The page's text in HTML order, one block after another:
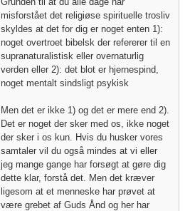
misforstået det religiøse spirituelle trosliv
skyldes at det for dig er noget enten 1):
noget overtroet bibelsk der refererer til en
supranaturalistisk eller overnaturlig
verden eller 2): det blot er hjernespind,
noget mentalt sindsligt psykisk
Men det er ikke 1) og det er mere end 2).
Det er noget der sker med os, ikke noget
der sker i os kun. Hvis du husker vores
samtaler vil du også mindes at vi eller
jeg mange gange har forsøgt at gøre dig
dette klar, forstå det. Men det kræver
ligesom at et menneske har prøvet at
være grebet af Guds Ånd og her har